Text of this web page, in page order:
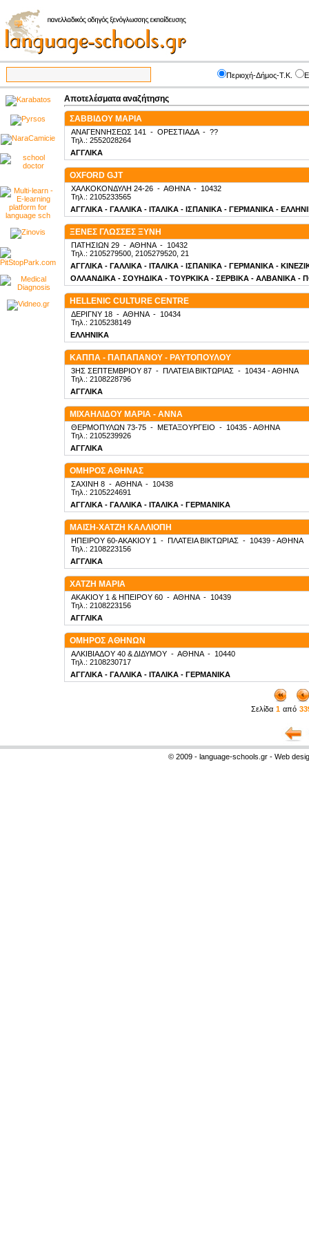
Περιοχή-Δήμος-Τ.Κ.
Αποτελέσματα αναζήτησης
ΣΑΒΒΙΔΟΥ ΜΑΡΙΑ
ΑΝΑΓΕΝΝΗΣΕΩΣ 141 - ΟΡΕΣΤΙΑΔΑ- ??
Τηλ.: 2552028264
ΑΓΓΛΙΚΑ
OXFORD GJT
ΧΑΛΚΟΚΟΝΔΥΛΗ 24-26 - ΑΘΗΝΑ- 10432
Τηλ.: 2105233565
ΑΓΓΛΙΚΑ - ΓΑΛΛΙΚΑ - ΙΤΑΛΙΚΑ - ΙΣΠΑΝΙΚΑ - ΓΕΡΜΑΝΙΚΑ -
ΞΕΝΕΣ ΓΛΩΣΣΕΣ ΞΥΝΗ
ΠΑΤΗΣΙΩΝ 29 - ΑΘΗΝΑ- 10432
Τηλ.: 2105279500, 2105279520, 21
ΑΓΓΛΙΚΑ - ΓΑΛΛΙΚΑ - ΙΤΑΛΙΚΑ - ΙΣΠΑΝΙΚΑ - ΓΕΡΜΑΝΙΚΑ -
ΟΛΛΑΝΔΙΚΑ - ΣΟΥΗΔΙΚΑ - ΤΟΥΡΚΙΚΑ - ΣΕΡΒΙΚΑ - ΑΛΒΑΝΙΚΑ -
HELLENIC CULTURE CENTRE
ΔΕΡΙΓΝΥ 18 - ΑΘΗΝΑ- 10434
Τηλ.: 2105238149
ΕΛΛΗΝΙΚΑ
ΚΑΠΠΑ - ΠΑΠΑΠΑΝΟΥ - ΡΑΥΤΟΠΟΥΛΟΥ
3ΗΣ ΣΕΠΤΕΜΒΡΙΟΥ 87 - ΠΛΑΤΕΙΑ ΒΙΚΤΩΡΙΑΣ - 10434 - ΑΘΗΝΑ
Τηλ.: 2108228796
ΑΓΓΛΙΚΑ
ΜΙΧΑΗΛΙΔΟΥ ΜΑΡΙΑ - ΑΝΝΑ
ΘΕΡΜΟΠΥΛΩΝ 73-75 - ΜΕΤΑΞΟΥΡΓΕΙΟ - 10435 - ΑΘΗΝΑ
Τηλ.: 2105239926
ΑΓΓΛΙΚΑ
ΟΜΗΡΟΣ ΑΘΗΝΑΣ
ΣΑΧΙΝΗ 8 - ΑΘΗΝΑ- 10438
Τηλ.: 2105224691
ΑΓΓΛΙΚΑ - ΓΑΛΛΙΚΑ - ΙΤΑΛΙΚΑ - ΓΕΡΜΑΝΙΚΑ
ΜΑΙΣΗ-ΧΑΤΖΗ ΚΑΛΛΙΟΠΗ
ΗΠΕΙΡΟΥ 60-ΑΚΑΚΙΟΥ 1 - ΠΛΑΤΕΙΑ ΒΙΚΤΩΡΙΑΣ - 10439 - ΑΘΗΝΑ
Τηλ.: 2108223156
ΑΓΓΛΙΚΑ
ΧΑΤΖΗ ΜΑΡΙΑ
ΑΚΑΚΙΟΥ 1 & ΗΠΕΙΡΟΥ 60 - ΑΘΗΝΑ- 10439
Τηλ.: 2108223156
ΑΓΓΛΙΚΑ
ΟΜΗΡΟΣ ΑΘΗΝΩΝ
ΑΛΚΙΒΙΑΔΟΥ 40 & ΔΙΔΥΜΟΥ - ΑΘΗΝΑ- 10440
Τηλ.: 2108230717
ΑΓΓΛΙΚΑ - ΓΑΛΛΙΚΑ - ΙΤΑΛΙΚΑ - ΓΕΡΜΑΝΙΚΑ
Σελίδα 1 από
© 2009 - language-schools.gr - Web